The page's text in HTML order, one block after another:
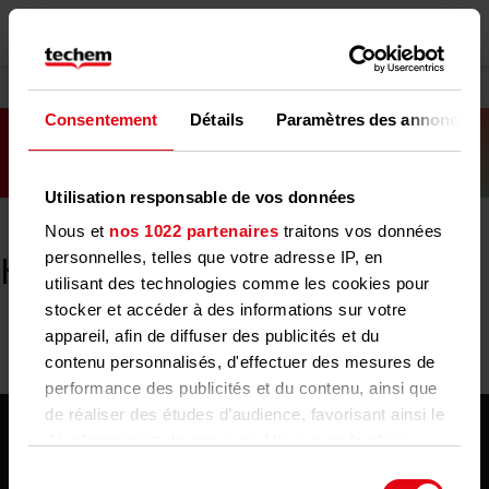
Consentement Détails Paramètres des annonces
Utilisation responsable de vos données
Nous et nos 1022 partenaires traitons vos données
personnelles, telles que votre adresse IP, en
utilisant des technologies comme les cookies pour
stocker et accéder à des informations sur votre
appareil, afin de diffuser des publicités et du
contenu personnalisés, d'effectuer des mesures de
performance des publicités et du contenu, ainsi que
de réaliser des études d’audience, favorisant ainsi le
Kampagnen-Seiten